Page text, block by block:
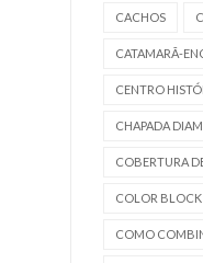
CACHOS
CATAMARÃ-
CENTRO
CHAPADA
COBERTURA
COLOR BLOCK
COMO